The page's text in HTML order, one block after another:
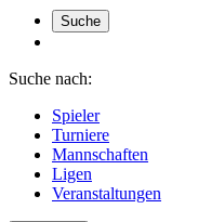
Suche
Suche nach:
Spieler
Turniere
Mannschaften
Ligen
Veranstaltungen